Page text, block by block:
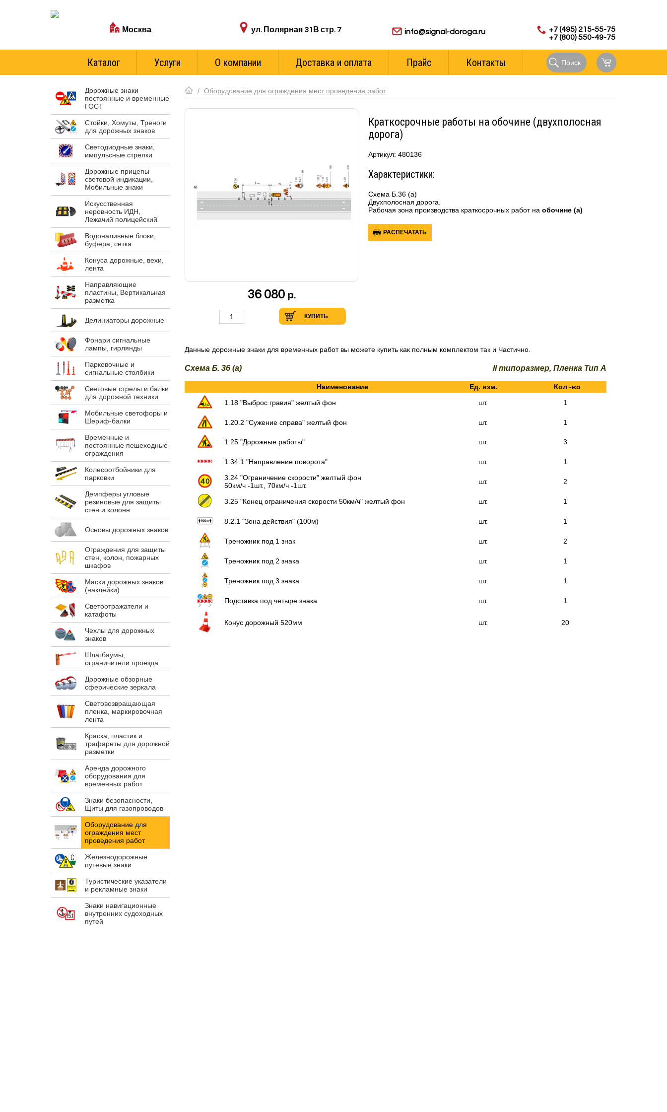
Москва
ул. Полярная 31В стр. 7
info@signal-doroga.ru
+7 (495) 215-55-75
+7 (800) 550-49-75
Каталог Услуги О компании Доставка и оплата Прайс Контакты Поиск
/ Оборудование для ограждения мест проведения работ
Краткосрочные работы на обочине (двухполосная
дорога)
Артикул: 480136
Характеристики:
Схема Б.36 (а)
Двухполосная дорога.
Рабочая зона производства краткосрочных работ на обочине (а)
РАСПЕЧАТАТЬ
36 080 р.
КУПИТЬ
Данные дорожные знаки для временных работ вы можете купить как полным комплектом так и Частично.
Схема Б. 36 (а) II типоразмер, Пленка Тип А
Наименование Ед. изм.
Кол -во
1.18 "Выброс гравия" желтый фон
шт. 1
1.20.2 "Сужение справа" желтый фон шт. 1
1.25 "Дорожные работы" шт. 3
1.34.1 "Направление поворота" шт.
1
3.24 "Ограничение скорости" желтый фон
50км/ч -1шт., 70км/ч -1шт.
шт. 2
3.25 "Конец ограничения скорости 50км/ч" желтый фон шт. 1
8.2.1 "Зона действия" (100м) шт. 1
Треножник под 1 знак шт. 2
Треножник под 2 знака шт. 1
Треножник под 3 знака шт. 1
Подставка под четыре знака шт. 1
Конус дорожный 520мм шт. 20
Дорожные знаки
постоянные и временные
ГОСТ
Стойки, Хомуты, Треноги
для дорожных знаков
Светодиодные знаки,
импульсные стрелки
Дорожные прицепы
световой индикации,
Мобильные знаки
Искусственная
неровность ИДН,
Лежачий полицейский
Водоналивные блоки,
буфера, сетка
Конуса дорожные, вехи,
лента
Направляющие
пластины, Вертикальная
разметка
Делиниаторы дорожные
Фонари сигнальные
лампы, гирлянды
Парковочные и
сигнальные столбики
Световые стрелы и балки
для дорожной техники
Мобильные светофоры и
Шериф-балки
Временные и
постоянные пешеходные
ограждения
Колесоотбойники для
парковки
Демпферы угловые
резиновые для защиты
стен и колонн
Основы дорожных знаков
Ограждения для защиты
стен, колон, пожарных
шкафов
Маски дорожных знаков
(наклейки)
Светоотражатели и
катафоты
Чехлы для дорожных
знаков
Шлагбаумы,
ограничители проезда
Дорожные обзорные
сферические зеркала
Световозвращающая
пленка, маркировочная
лента
Краска, пластик и
трафареты для дорожной
разметки
Аренда дорожного
оборудования для
временных работ
Знаки безопасности,
Щиты для газопроводов
Оборудование для
ограждения мест
проведения работ
Железнодорожные
путевые знаки
Туристические указатели
и рекламные знаки
Знаки навигационные
внутренних судоходных
путей